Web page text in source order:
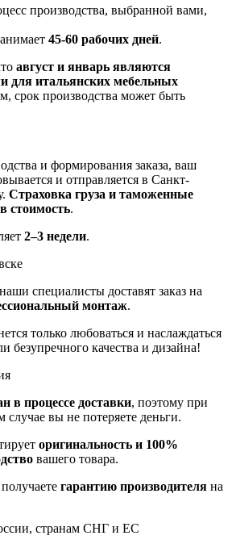
производства, выбранной вами,
45-60 рабочих дней.
август и январь являются
для итальянских мебельных
срок производства может быть
и формирования заказа, ваш
и отправляется в Санкт-
Страховка груза и таможенные
стоимость.
2–3 недели.
специалисты доставят заказ на
монтаж.
только любоваться и наслаждаться
безупречного качества и дизайна!
в процессе доставки, поэтому при
вы не потеряете деньги.
оригинальность и 100%
вашего товара.
гарантию производителя на
странам СНГ и ЕС